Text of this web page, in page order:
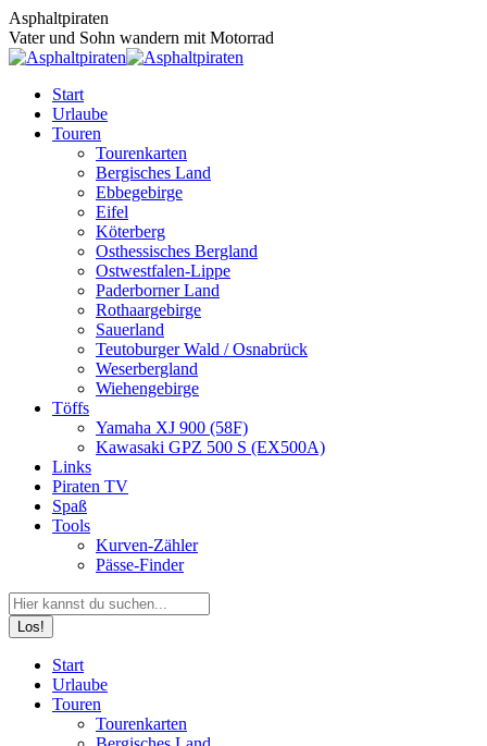
Zum
Inhalt
springen
Asphaltpiraten
Vater und Sohn wandern mit Motorrad
Start
Urlaube
Touren
Tourenkarten
Bergisches Land
Ebbegebirge
Eifel
Köterberg
Osthessisches Bergland
Ostwestfalen-Lippe
Paderborner Land
Rothaargebirge
Sauerland
Teutoburger Wald / Osnabrück
Weserbergland
Wiehengebirge
Töffs
Yamaha XJ 900 (58F)
Kawasaki GPZ 500 S (EX500A)
Links
Piraten TV
Spaß
Tools
Kurven-Zähler
Pässe-Finder
Search:
page
opens
page
opens
page
opens
Start
Urlaube
Touren
Tourenkarten